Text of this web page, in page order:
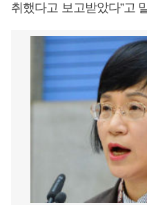
취했다고 보고받았다”고